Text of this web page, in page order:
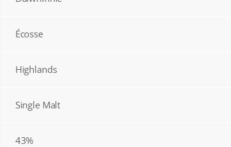
Écosse
Highlands
Single Malt
43%